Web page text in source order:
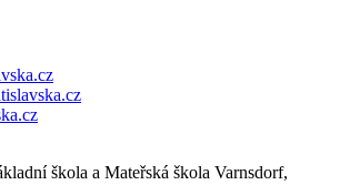
škola a Mateřská škola Varnsdorf,